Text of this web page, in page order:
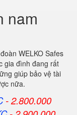
nam
WELKO Safes
gia đình đang rất
giúp bảo vệ tài
nữa.
- 2.800.000